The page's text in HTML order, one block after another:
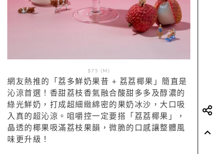
$75 (M)
網友熱推的「荔多鮮奶果昔 + 荔荔椰果」簡直是
沁涼首選！香甜荔枝香氣融合酸甜多多及醇濃的
綠光鮮奶，打成超細緻綿密的果奶冰沙，大口吸
入真的超沁涼。咀嚼控一定要搭「荔荔椰果」，
晶透的椰果吸滿荔枝果韻，微脆的口感讓整體風
味更升級！